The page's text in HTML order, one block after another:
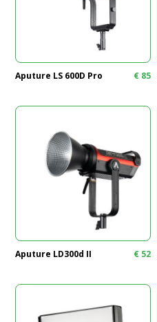
Aputure LS 600D Pro € 85
Aputure LD300d II € 52